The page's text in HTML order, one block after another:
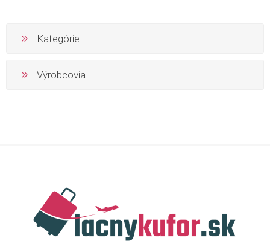
Kategórie
Výrobcovia